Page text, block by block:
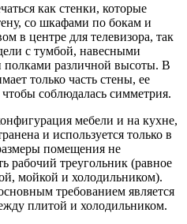
как стенки, которые
со шкафами по бокам и
в центре для телевизора, так
с тумбой, навесными
различной высоты. В
только часть стены, ее
соблюдалась симметрия.
мебели и на кухне,
и используется только в
помещения не
рабочий треугольник (равное
мойкой и холодильником).
требованием является
плитой и холодильником.